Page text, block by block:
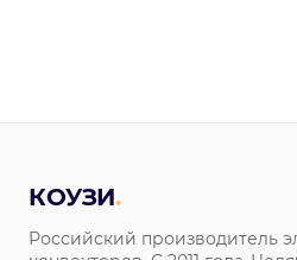
КОУЗИ.
Российский производитель